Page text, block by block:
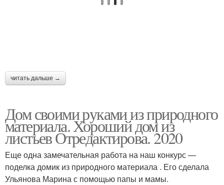
читать дальше →
Дом своими руками из природного
материала. Хороший дом из
листьев Отредактирова. 2020
Еще одна замечательная работа на наш конкурс —
поделка домик из природного материала . Его сделала
Ульянова Марина с помощью папы и мамы.